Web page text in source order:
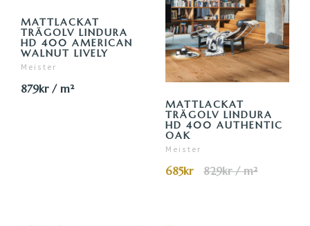
MATTLACKAT
TRÄGOLV LINDURA
HD 400 AMERICAN
WALNUT LIVELY
Meister
879kr / m²
MATTLACKAT
TRÄGOLV LINDURA
HD 400 AUTHENTIC
OAK
Meister
685kr 829kr / m²